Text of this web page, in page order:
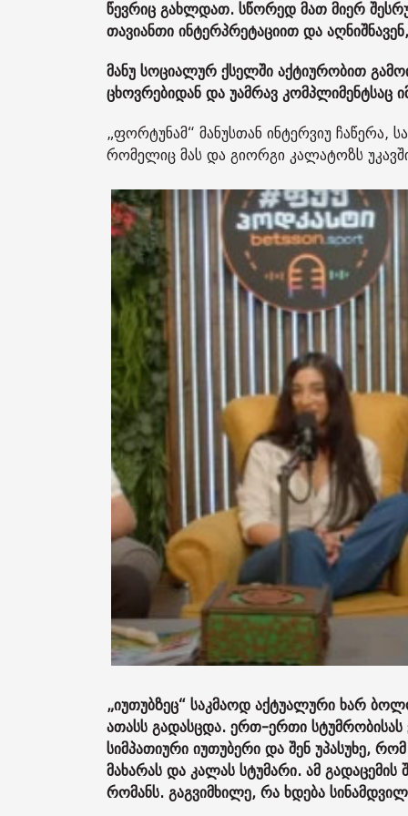
წევრიც გახლდათ. სწორედ მათ მიერ
თავიანთი ინტერპრეტაციით და
მანუ სოციალურ ქსელში აქტიურობით
ცხოვრებიდან და უამრავ კომპლიმენტსაც
„ფორტუნამ“ მანუსთან ინტერვიუ
რომელიც მას და გიორგი კალატოზს
„იუთუბზეც“ საკმაოდ აქტუალური ხარ
ათასს გადასცდა. ერთ-ერთი
სიმპათიური იუთუბერი და შენ უპასუხე,
მახარას და კალას სტუმარი. ამ
რომანს. გაგვიმხილე, რა ხდება